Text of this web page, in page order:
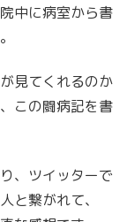
中に病室から書
見てくれるのか
この闘病記を書
、ツイッターで
と繋がれて、